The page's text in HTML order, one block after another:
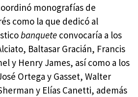
monografías de
como la que dedicó al
banquete convocaría a los
Baltasar Gracián, Francis
y Henry James, así como a los
Ortega y Gasset, Walter
y Elías Canetti, además